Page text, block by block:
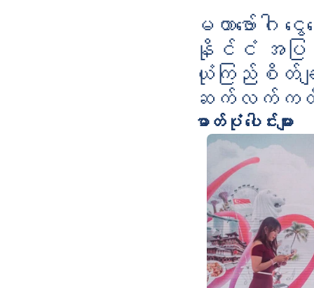
မဟာဗော်ဂါ
နိုင်ငံ အပြ
ယုံကြည်စိတ်ခ
ဆက်လက်ကတိ
ဓာတ်ပုံ ပေါင်းများ